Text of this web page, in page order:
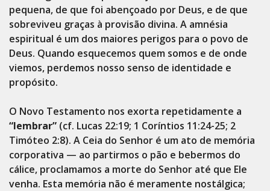
pequena, de que foi abençoado por Deus, e de que
sobreviveu graças à provisão divina. A amnésia
espiritual é um dos maiores perigos para o povo de
Deus. Quando esquecemos quem somos e de onde
viemos, perdemos nosso senso de identidade e
propósito.
O Novo Testamento nos exorta repetidamente a
“lembrar” (cf. Lucas 22:19; 1 Coríntios 11:24-25; 2
Timóteo 2:8). A Ceia do Senhor é um ato de memória
corporativa — ao partirmos o pão e bebermos do
cálice, proclamamos a morte do Senhor até que Ele
venha. Esta memória não é meramente nostálgica;